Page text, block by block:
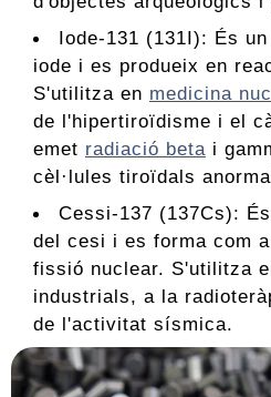
Iode-131 (131I): És
iode i es produeix en
S'utilitza en medicina
de l'hipertiroïdisme i el
emet radiació beta i
cèl·lules tiroïdals
Cessi-137 (137Cs):
del cesi i es forma com
fissió nuclear. S'utilitza
industrials, a la
de l'activitat sísmica.